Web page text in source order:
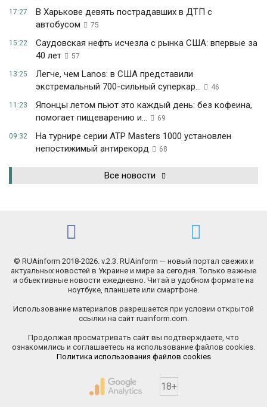
17:27
В Харькове девять пострадавших в ДТП с
автобусом
75
15:22
Саудовская нефть исчезла с рынка США: впервые за
40 лет
57
13:25
Легче, чем Lanos: в США представили
экстремальный 700-сильный суперкар...
46
11:23
Японцы летом пьют это каждый день: без кофеина,
помогает пищеварению и...
69
09:32
На турнире серии ATP Masters 1000 установлен
непостижимый антирекорд
68
Все новости
© RUAinform 2018-2026. v.2.3. RUAinform — новый портал свежих и
актуальных новостей в Украине и мире за сегодня. Только важные
и объективные новости ежедневно. Читай в удобном формате на
ноутбуке, планшете или смартфоне.
Использование материалов разрешается при условии открытой
ссылки на сайт ruainform.com.
Продолжая просматривать сайт вы подтверждаете, что
ознакомились и соглашаетесь на использование файлов cookies.
Политика использования файлов cookies
18+